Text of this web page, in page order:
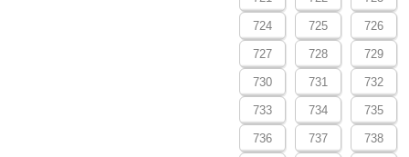
724 725 726
727 728 729
730 731 732
733 734 735
736 737 738